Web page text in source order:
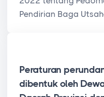
Pendirian Baga
Peraturan
dibentuk oleh